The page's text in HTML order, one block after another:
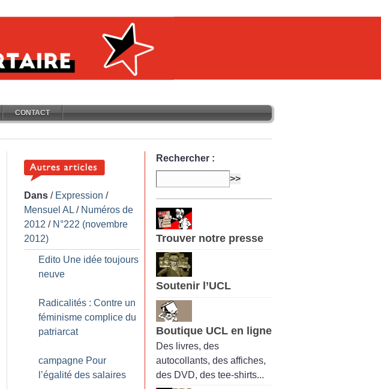
CONTACT
Dans / Expression /
Mensuel AL / Numéros de
2012 / N°222 (novembre
2012)
Edito Une idée toujours
neuve
Radicalités : Contre un
féminisme complice du
patriarcat
campagne Pour
l’égalité des salaires
Rechercher :
Trouver notre presse
Soutenir l’UCL
Boutique UCL en ligne
Des livres, des
autocollants, des affiches,
des DVD, des tee-shirts...